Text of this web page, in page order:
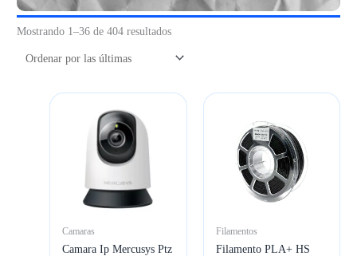
Mostrando 1–36 de 404 resultadosOrdenado
recientes
Camaras
Camara Ip Mercusys Ptz
Filamentos
Filamento PLA+ HS